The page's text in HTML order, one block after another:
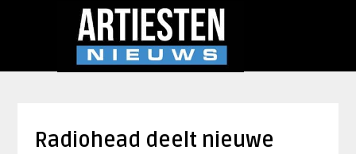
Radiohead deelt nieuwe